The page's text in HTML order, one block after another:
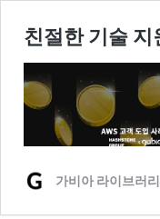
친절한 기술
가비아 라이브러리